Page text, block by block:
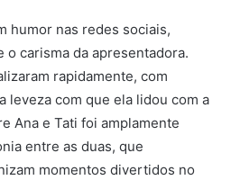
humor nas redes sociais,
carisma da apresentadora.
rapidamente, com
leveza com que ela lidou com a
Ana e Tati foi amplamente
entre as duas, que
momentos divertidos no